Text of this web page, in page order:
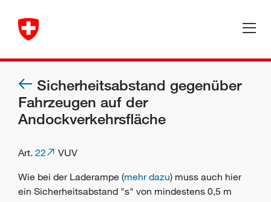
Sicherheitsabstand gegenüber
Fahrzeugen auf der
Andockverkehrsfläche
Art. 22
VUV
Wie bei der Laderampe (mehr dazu) muss auch hier
ein Sicherheitsabstand "s" von mindestens 0,5 m